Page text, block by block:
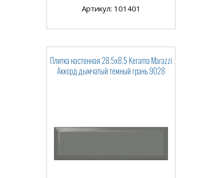
Артикул: 101401
Плитка настенная 28.5x8.5 Kerama Marazzi
Аккорд дымчатый темный грань 9028